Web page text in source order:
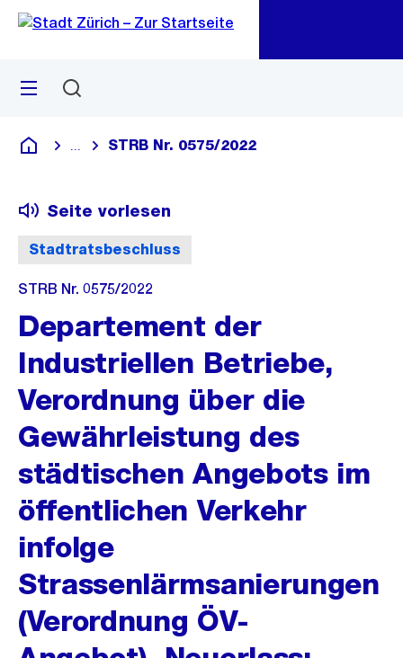
Navigation
Sprunglink
Menü
Deutsch
Blende alle Breadcrumbs ein
STRB Nr. 0575/2022
Stadtratsbeschluss
Seite vorlesen
STRB Nr. 0575/2022
Departement der
Industriellen Betriebe,
Verordnung über die
Gewährleistung des
städtischen Angebots im
öffentlichen Verkehr
infolge
Strassenlärmsanierungen
(Verordnung ÖV-